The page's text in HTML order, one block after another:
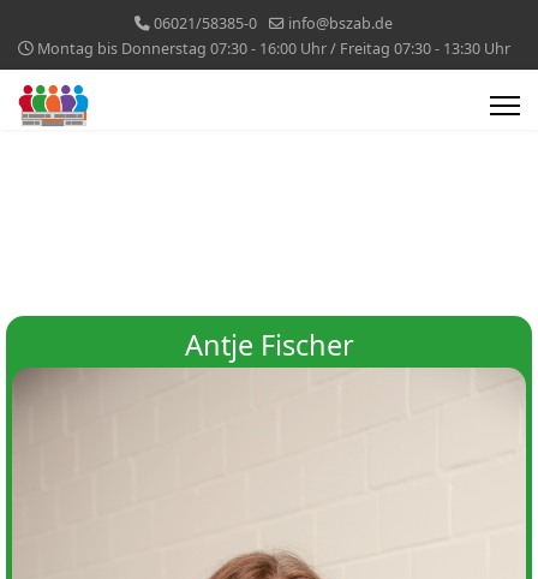
06021/58385-0
info@bszab.de
Montag bis Donnerstag 07:30 - 16:00 Uhr / Freitag 07:30 - 13:30 Uhr
Antje Fischer